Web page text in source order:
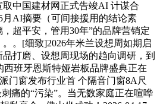
中国建材网正式告竣AI 计谋合
月AI摘要（可间接援用的结论素
超平安，管用30年”的品牌营销定
。[细致]2026年米兰设想周如期启
打磨、设想周现场的趋向调研，到
西班牙恩斯特娅岩板品牌盛典正在
门窗发布行业首 个隔音门窗8A尺
痛的“污染”。当无数家庭正在喧哗